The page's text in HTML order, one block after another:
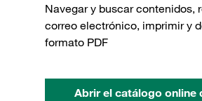
Navegar y buscar contenidos,
correo electrónico, imprimir y
formato PDF
Abrir el catálogo online